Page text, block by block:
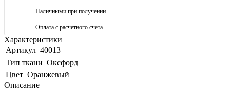
Наличными при получении
Оплата с расчетного счета
Характеристики
Артикул 40013
Тип ткани Оксфорд
Цвет Оранжевый
Описание